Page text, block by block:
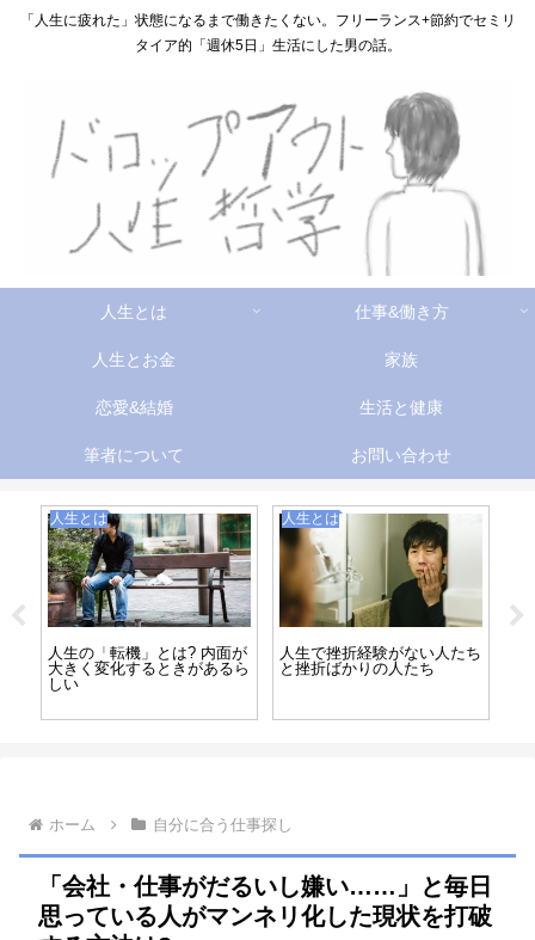
「人生に疲れた」状態になるまで働きたくない。フリーランス+節約でセミリ
タイア的「週休5日」生活にした男の話。
人生とは 仕事&働き方
人生とお金 家族
恋愛&結婚 生活と健康
筆者について お問い合わせ
家族
親が嫌いだった俺が、その死
と対峙して思ったこと
人生とは
「競争社会に疲れた/生きづ
らい世の中だ」と感じる人に
ホーム 自分に合う仕事探し
「会社・仕事がだるいし嫌い……」と毎日
思っている人がマンネリ化した現状を打破